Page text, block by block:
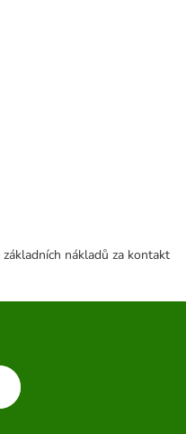
nákladů za kontakt